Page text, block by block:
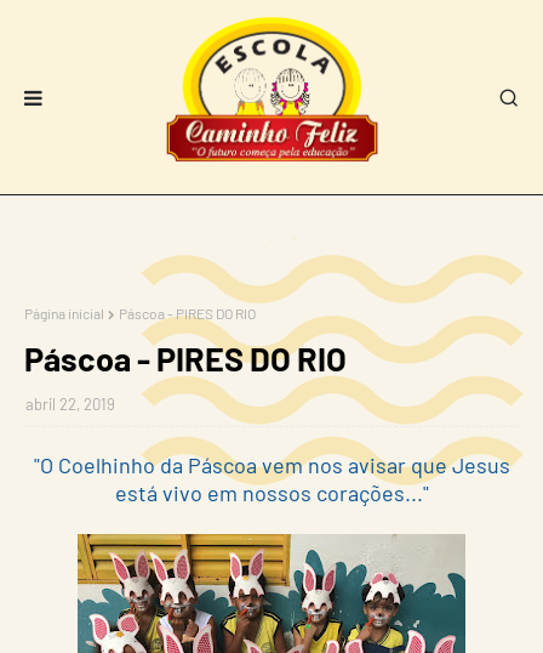
Página inicial Páscoa - PIRES DO RIO
Páscoa - PIRES DO RIO
abril 22, 2019
"O Coelhinho da Páscoa vem nos avisar que Jesus
está vivo em nossos corações..."